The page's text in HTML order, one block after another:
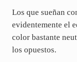
Los que sueñan
evidentemente el
color bastante
los opuestos.